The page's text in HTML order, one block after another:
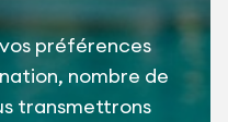
préférences
nombre de
transmettrons